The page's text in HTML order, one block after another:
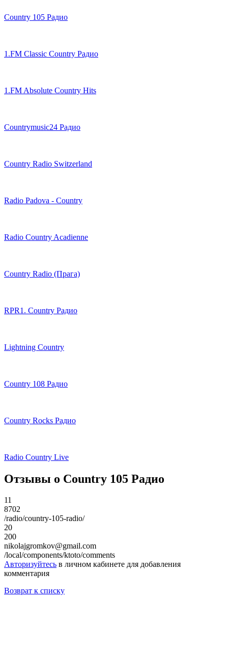
Country 105 Радио
1.FM Classic Country Радио
1.FM Absolute Country Hits
Countrymusic24 Радио
Country Radio Switzerland
Radio Padova - Country
Radio Country Acadienne
Country Radio (Прага)
RPR1. Country Радио
Lightning Country
Country 108 Радио
Country Rocks Радио
Radio Country Live
Отзывы о Country 105 Радио
11
8702
/radio/country-105-radio/
20
200
nikolajgromkov@gmail.com
/local/components/ktoto/comments
Авторизуйтесь в личном кабинете для добавления
комментария
Возврат к списку